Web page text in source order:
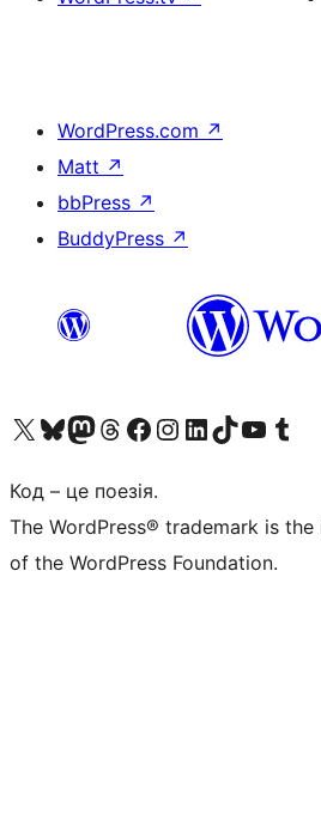
WordPress.com ↗
Matt ↗
bbPress ↗
BuddyPress ↗
Visit our X (formerly Twitter) account
Visit our Bluesky account
Завітайте до нашої стрічки в Mastodon
Visit our Threads account
Завітайте на нашу сторінку в Facebook
Visit our Instagram account
Visit our LinkedIn account
Visit our TikTok account
Visit our YouTube
Visit our
Код – це поезія.
The WordPress® trademark is
of the WordPress Foundation.